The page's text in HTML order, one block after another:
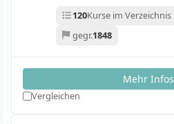
120Kurse im Verzeichnis
gegr.1848
Mehr Infos
Vergleichen